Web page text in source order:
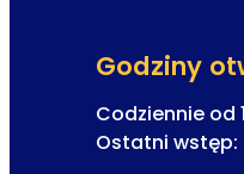
e
e
t
Godziny
Codziennie od
Ostatni wstęp: